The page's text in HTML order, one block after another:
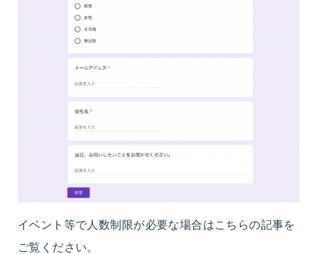
イベント等で人数制限が必要な場合はこちらの記事を
ご覧ください。